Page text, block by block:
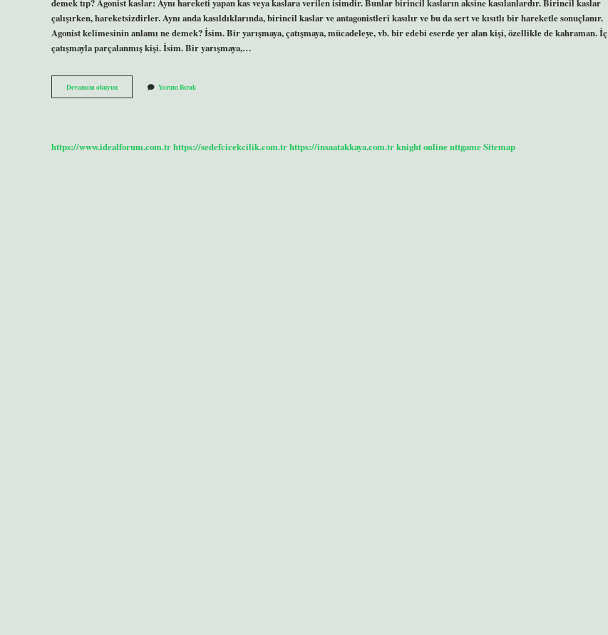
çalışırken, hareketsizdirler. Aynı anda kasıldıklarında, birincil kaslar ve antagonistleri kasılır ve bu da sert ve kısıtlı bir hareketle sonuçlanır.
Agonist kelimesinin anlamı ne demek? İsim. Bir yarışmaya, çatışmaya, mücadeleye, vb. bir edebi eserde yer alan kişi, özellikle de kahraman. İç
çatışmayla parçalanmış kişi. İsim. Bir yarışmaya,…
Devamını okuyunAgonisti
Ne
Yorum Bırak
https://www.idealforum.com.trhttps://sedefcicekcilik.com.trhttps://insaatakkaya.com.trknight onlinenttgameSitemap